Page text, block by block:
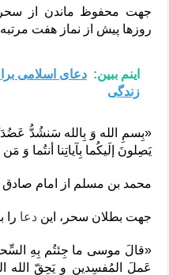
جهت محفوظ ماندن از
روز‌ها پیش از نماز هفت مرتبه
اینم ببین: دعای اسلامی
زندگی
«بِسمِ الله وَ بِالله سَنشُدُّ
یَصِلونَ إلَیکُما بِآیاتِنا أنتُما وَ
محمد بن مسلم از امام صادق
جهت بطلان سحر، ایندعا را
«قالَ موسی ما جِئتُم بِهِ
عَملَ المُفسِدین و یَحِقّ الله